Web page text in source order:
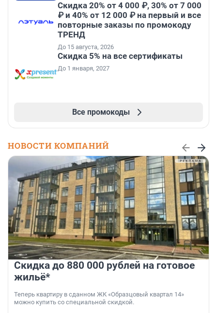
Скидка 20% от 4 000 ₽, 30% от 7 000
₽ и 40% от 12 000 ₽ на первый и все
повторные заказы по промокоду
ТРЕНД
До 15 августа, 2026
Скидка 5% на все сертификаты
До 1 января, 2027
Все промокоды
НОВОСТИ КОМПАНИЙ
Скидка до 880 000 рублей на готовое
жильё*
Теперь квартиру в сданном ЖК «Образцовый квартал 14»
можно купить со специальной скидкой.